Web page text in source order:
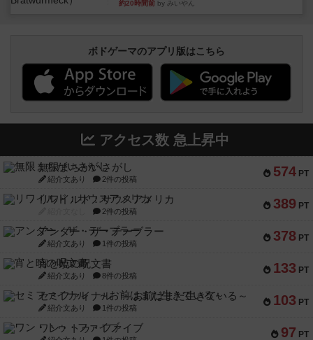
約20時間前 by みいやん
ボドゲーマのアプリ版はこちら
アクセス数 急上昇中
574 PT
無限まちがいさがし
紹介文あり 2件の投稿
389 PT
リワイルド：サウスアメリカ
2件の投稿
378 PT
アンダー・ザ・テーブラー
紹介文あり 1件の投稿
133 PT
宵と暁の呪文書
紹介文あり 8件の投稿
103 PT
セミファイナル ～お前はまだ生きている～
紹介文あり 1件の投稿
97 PT
ワン・トゥ・ファイブ